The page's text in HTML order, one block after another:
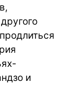
и